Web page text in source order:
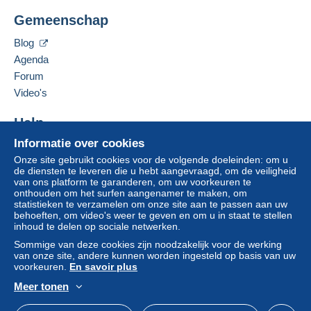
Een onbetaalde aankoop kan gevolgen hebben
voor de rekening van de koper.
Als de verkoopvoorwaarden van de verkoper
clausules bevatten met betrekking tot de betaling,
moeten deze als nietig worden beschouwd. De
Delcampe, zoals gedefinieerd in de
toepassing zijn.
Aankopen moeten worden betaald binnen14
dagenna ontvangst van de eindafrekening van de
verkoper.
Garantie:
van de verkoper (alleen als de wijze van
retourzending dezelfde is als de wijze voor de
Om de termijnen voor terugzending en
DIRKX INTERNET PHILATELY
MARIA VAN HONGARIJELAAN 26
Informatie over cookies
Onze site gebruikt cookies voor de volgende doeleinden: om u
de diensten te leveren die u hebt aangevraagd, om de veiligheid
van ons platform te garanderen, om uw voorkeuren te
onthouden om het surfen aangenamer te maken, om
statistieken te verzamelen om onze site aan te passen aan uw
behoeften, om video's weer te geven en om u in staat te stellen
inhoud te delen op sociale netwerken.
Sommige van deze cookies zijn noodzakelijk voor de werking
van onze site, andere kunnen worden ingesteld op basis van uw
voorkeuren. En savoir plus
Meer tonen
Gemeenschap
Blog
Agenda
Forum
Video's
Help
Hulpcentrum
Kopen op Delcampe
Verkopen op Delcampe
Een beveiligde website